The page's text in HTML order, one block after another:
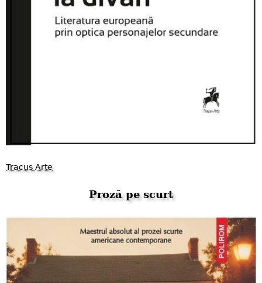
Tracus Arte
Proză pe scurt